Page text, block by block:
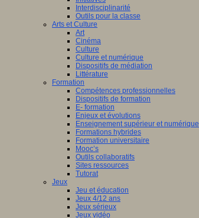
Interdisciplinarité
Outils pour la classe
Arts et Culture
Art
Cinéma
Culture
Culture et numérique
Dispositifs de médiation
Littérature
Formation
Compétences professionnelles
Dispositifs de formation
E- formation
Enjeux et évolutions
Enseignement supérieur et numérique
Formations hybrides
Formation universitaire
Mooc’s
Outils collaboratifs
Sites ressources
Tutorat
Jeux
Jeu et éducation
Jeux 4/12 ans
Jeux sérieux
Jeux vidéo